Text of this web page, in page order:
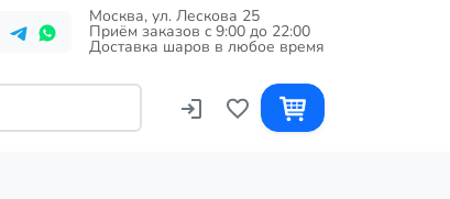
Москва, ул. Лескова 25
Приём заказов c 9:00 до 22:00
Доставка шаров в любое время